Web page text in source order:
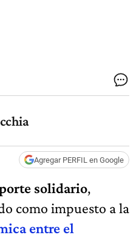
Agregar PERFIL en Google
solidario,
como impuesto a la
entre el